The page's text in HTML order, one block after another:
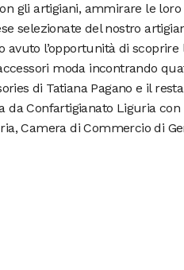
gli artigiani, ammirare le
selezionate del nostro
l’opportunità di scoprire
moda incontrando
di Tatiana Pagano e il
da Confartigianato Liguria
Camera di Commercio di